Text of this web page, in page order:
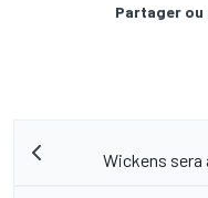
Partager
Wickens sera